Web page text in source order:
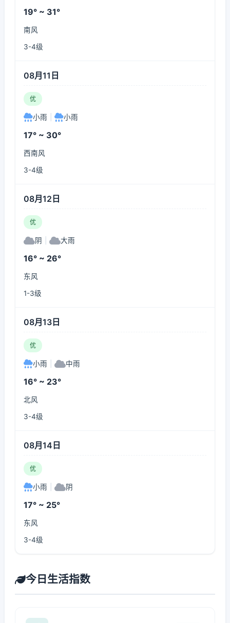
19° ~ 31°
南风
3-4级
08月11日
优
小雨 小雨
17° ~ 30°
西南风
3-4级
08月12日
优
阴 大雨
16° ~ 26°
东风
1-3级
08月13日
优
小雨 中雨
16° ~ 23°
北风
3-4级
08月14日
优
小雨 阴
17° ~ 25°
东风
3-4级
今日生活指数